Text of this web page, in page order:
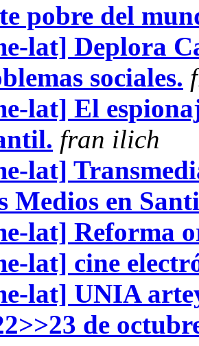
pobre del
lat] Deplora
sociales.
lat] El
fran ilich
lat]
Medios en
lat] Reforma
lat] cine
lat] UNIA
de